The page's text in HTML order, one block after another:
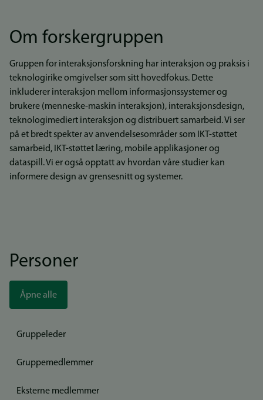
Om forskergruppen
Gruppen for interaksjonsforskning har interaksjon og praksis i
teknologirike omgivelser som sitt hovedfokus. Dette
inkluderer interaksjon mellom informasjonssystemer og
brukere (menneske-maskin interaksjon), interaksjonsdesign,
teknologimediert interaksjon og distribuert samarbeid. Vi ser
på et bredt spekter av anvendelsesområder som IKT-støttet
samarbeid, IKT-støttet læring, mobile applikasjoner og
dataspill. Vi er også opptatt av hvordan våre studier kan
informere design av grensesnitt og systemer.
Personer
Åpne alle
Gruppeleder
Gruppemedlemmer
Eksterne medlemmer